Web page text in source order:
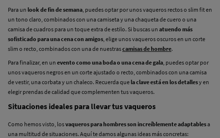
Para un look de fin de semana, puedes optar por unos vaqueros rectos o slim fit en
un tono claro, combinados con una camiseta y una chaqueta de cuero o una
camisa de cuadros para un toque extra de estilo. Si buscas un atuendo más
sofisticado para una cena con amigos, elige unos vaqueros oscuros en un corte
slim o recto, combinados con una de nuestrascamisas de hombre.
Para finalizar, en un evento como una boda o una cena de gala, puedes optar por
unos vaqueros negros en un corte ajustado o recto, combinados con una camisa
de vestir, una corbata y un chaleco. Recuerda quela clave está en los detallesy en
elegir prendas de calidad que complementen tus vaqueros.
Situaciones ideales para llevar tus vaqueros
Como hemos visto, losvaqueros para hombres son increíblemente adaptablesa
una multitud de situaciones. Aquí te damos algunas ideas más concretas: